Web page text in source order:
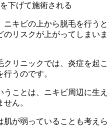
下げて施術される
キビの上から脱毛を行うと
リスクが上がってしまいま
リニックでは、炎症を起こ
うのです。
ことは、 ニキビ周辺に生え
ん。
肌が弱っていることも考えら